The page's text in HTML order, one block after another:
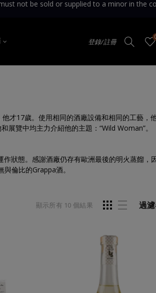
not be sold or supplied to a minor in the
登錄/註冊
才17歲。使用相同的酒廠設備和相同的工藝，
覽中均主力介紹他的主題：“Wild Woman”。
狀態。感謝酒廠仍存有歐洲最後的明火蒸餾，
倫比的Grappa酒。
顯示所有 10 個結果 過